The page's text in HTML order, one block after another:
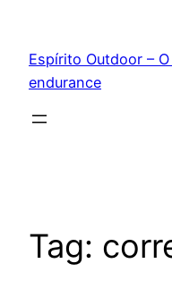
conteúdo
Espírito Outdoor –
endurance
Tag: